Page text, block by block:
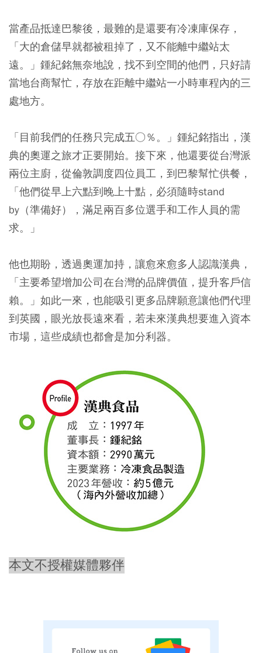
當產品抵達巴黎後，最難的是還要有冷凍庫保存，
「大的倉儲早就都被租掉了，又不能離中繼站太
遠。」鍾紀銘無奈地說，找不到空間的他們，只好請
當地台商幫忙，存放在距離中繼站一小時車程內的三
處地方。
「目前我們的任務只完成五○％。」鍾紀銘指出，漢
典的奧運之旅才正要開始。接下來，他還要從台灣派
兩位主廚，從倫敦調度四位員工，到巴黎幫忙供餐，
「他們從早上六點到晚上十點，必須隨時stand
by（準備好），滿足兩百多位選手和工作人員的需
求。」
他也期盼，透過奧運加持，讓愈來愈多人認識漢典，
「主要希望增加公司在台灣的品牌價值，提升客戶信
賴。」如此一來，也能吸引更多品牌願意讓他們代理
到英國，眼光放長遠來看，若未來漢典想要進入資本
市場，這些成績也都會是加分利器。
本文不授權媒體夥伴